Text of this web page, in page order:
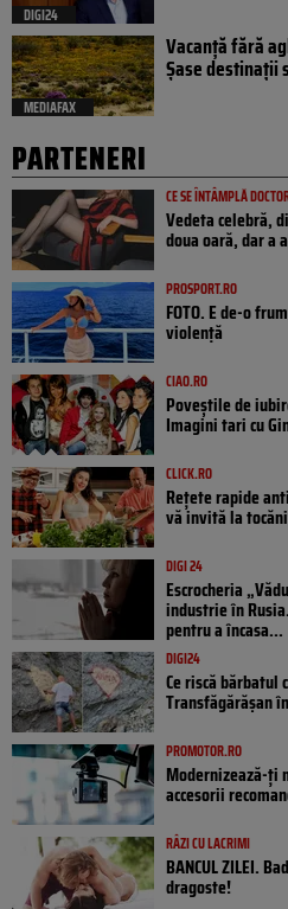
DIGI24
MEDIAFAX
Vacanță fără
Șase destinații
PARTENERI
CE SE ÎNTÂMPLĂ
Vedeta celebră,
doua oară, dar a
PROSPORT.RO
FOTO. E de-o
violență
CIAO.RO
Poveştile de
Imagini tari cu
CLICK.RO
Rețete rapide
vă invită la
DIGI 24
Escrocheria
industrie în
pentru a încasa...
DIGI24
Ce riscă bărbatul
Transfăgărășan
PROMOTOR.RO
Modernizează-ți
accesorii
RÂZI CU LACRIMI
BANCUL ZILEI.
dragoste!